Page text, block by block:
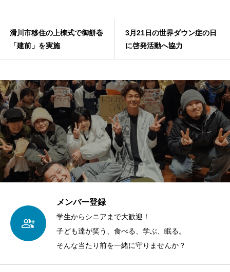
滑川市移住の上棟式で御餅巻
「建前」を実施
3月21日の世界ダウン症の日
に啓発活動へ協力
メンバー登録
学生からシニアまで大歓迎！
子ども達が笑う、食べる、学ぶ、眠る。
そんな当たり前を一緒に守りませんか？